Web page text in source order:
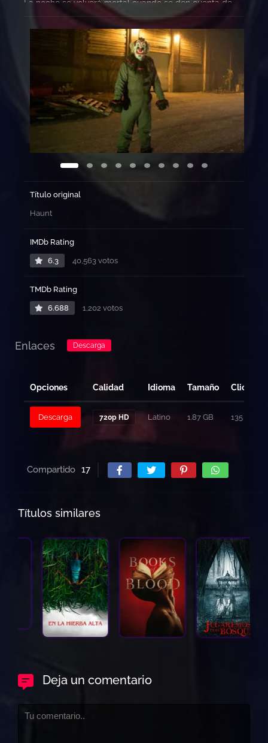
La noche se volverá mortal cuando se den cuenta de
que algunos monstruos son reales.
Título original
Haunt
IMDb Rating
6.3 40,563 votos
TMDb Rating
6.688 1,202 votos
Enlaces Descarga
Opciones Calidad Idioma Tamaño Clicks
Descarga 720p HD Latino 1.87 GB 135
Compartido 17
Títulos similares
Deja un comentario